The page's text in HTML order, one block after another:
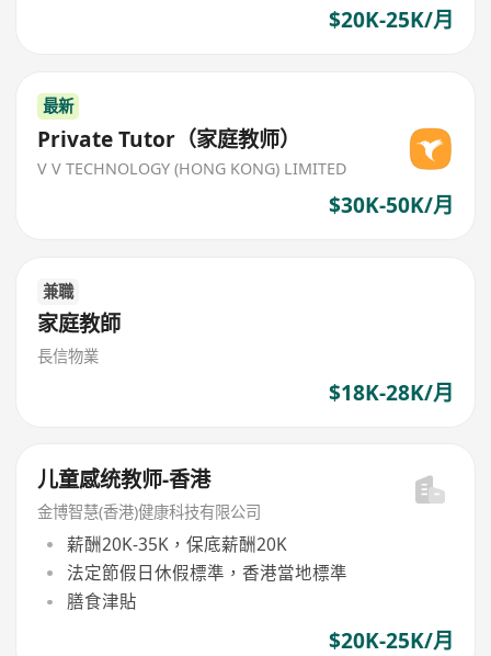
$20K-25K/月
最新
Private Tutor（家庭教师）
V V TECHNOLOGY (HONG KONG) LIMITED
$30K-50K/月
兼職
家庭教師
長信物業
$18K-28K/月
儿童感统教师-香港
金博智慧(香港)健康科技有限公司
薪酬20K-35K，保底薪酬20K
法定節假日休假標準，香港當地標準
膳食津貼
$20K-25K/月